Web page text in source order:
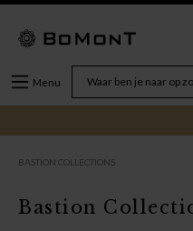
Menu
BASTION COLLECTIONS
Bastion